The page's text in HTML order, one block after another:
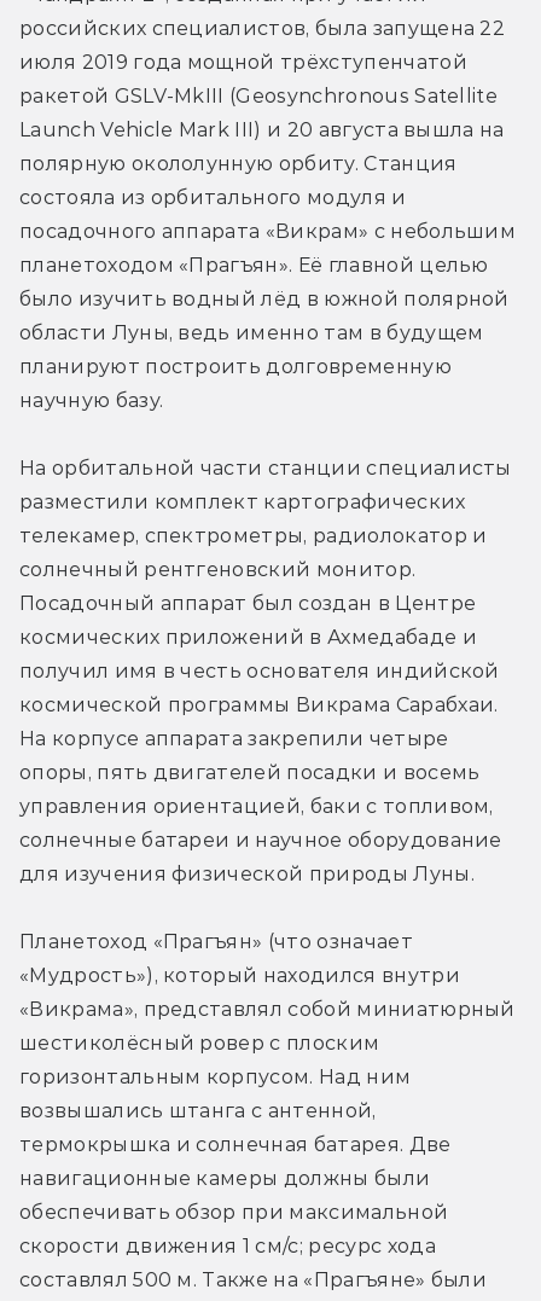
российских специалистов, была запущена 22
июля 2019 года мощной трёхступенчатой
ракетой GSLV-MkIII (Geosynchronous Satellite
Launch Vehicle Mark III) и 20 августа вышла на
полярную окололунную орбиту. Станция
состояла из орбитального модуля и
посадочного аппарата «Викрам» с небольшим
планетоходом «Прагъян». Её главной целью
было изучить водный лёд в южной полярной
области Луны, ведь именно там в будущем
планируют построить долговременную
научную базу.
На орбитальной части станции специалисты
разместили комплект картографических
телекамер, спектрометры, радиолокатор и
солнечный рентгеновский монитор.
Посадочный аппарат был создан в Центре
космических приложений в Ахмедабаде и
получил имя в честь основателя индийской
космической программы Викрама Сарабхаи.
На корпусе аппарата закрепили четыре
опоры, пять двигателей посадки и восемь
управления ориентацией, баки с топливом,
солнечные батареи и научное оборудование
для изучения физической природы Луны.
Планетоход «Прагъян» (что означает
«Мудрость»), который находился внутри
«Викрама», представлял собой миниатюрный
шестиколёсный ровер с плоским
горизонтальным корпусом. Над ним
возвышались штанга с антенной,
термокрышка и солнечная батарея. Две
навигационные камеры должны были
обеспечивать обзор при максимальной
скорости движения 1 см/с; ресурс хода
составлял 500 м. Также на «Прагъяне» были